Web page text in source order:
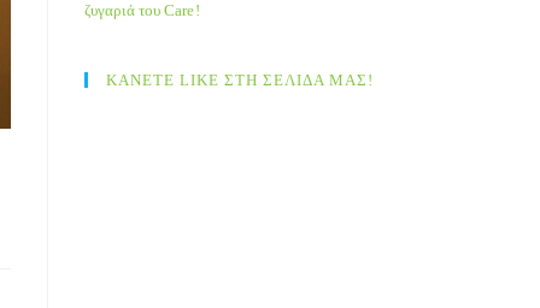
ζυγαριά του Care!
ΚΑΝΕΤΕ LIKE ΣΤΗ ΣΕΛΙΔΑ ΜΑΣ!